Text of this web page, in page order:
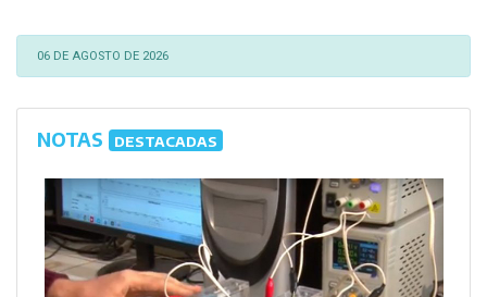
06 DE AGOSTO DE 2026
NOTAS DESTACADAS